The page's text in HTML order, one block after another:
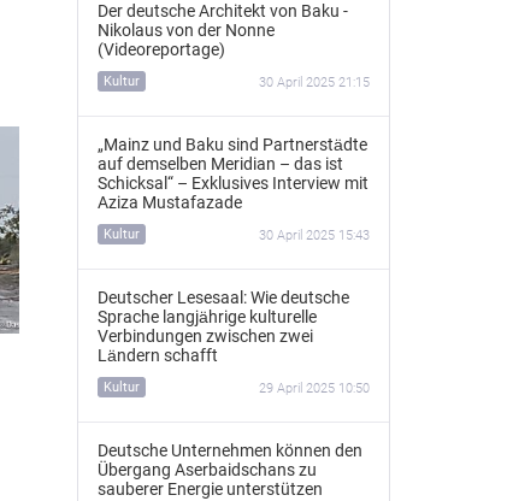
Der deutsche Architekt von Baku -
Nikolaus von der Nonne
(Videoreportage)
Kultur 30 April 2025 21:15
„Mainz und Baku sind Partnerstädte
auf demselben Meridian – das ist
Schicksal“ – Exklusives Interview mit
Aziza Mustafazade
Kultur 30 April 2025 15:43
Deutscher Lesesaal: Wie deutsche
Sprache langjährige kulturelle
Verbindungen zwischen zwei
Ländern schafft
Kultur 29 April 2025 10:50
Deutsche Unternehmen können den
Übergang Aserbaidschans zu
sauberer Energie unterstützen